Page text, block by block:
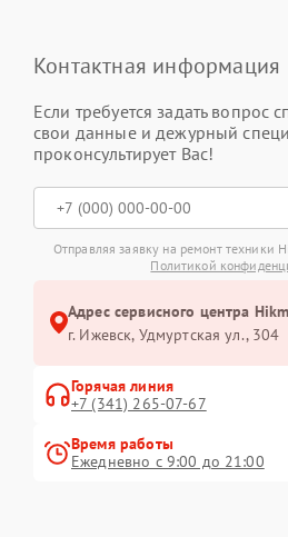
Контактная информация
Если требуется задать вопрос
свои данные и дежурный
проконсультирует Вас!
Отправляя заявку на ремонт техники
Политикой
Адрес сервисного центра
г. Ижевск, Удмуртская ул., 304
Горячая линия
+7 (341) 265-07-67
Время работы
Ежедневно с 9:00 до 21:00